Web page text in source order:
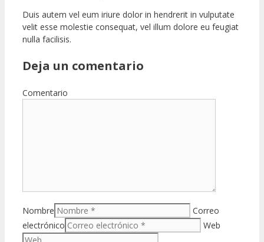
Duis autem vel eum iriure dolor in hendrerit in vulputate
velit esse molestie consequat, vel illum dolore eu feugiat
nulla facilisis.
Deja un comentario
Comentario
Nombre
Correo
electrónico
Web